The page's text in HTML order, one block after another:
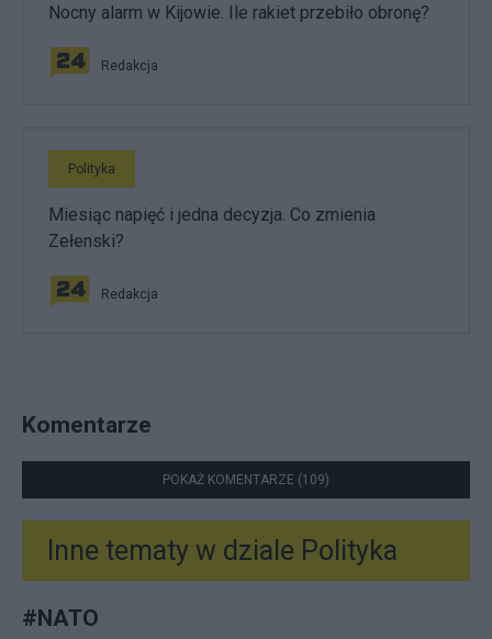
Nocny alarm w Kijowie. Ile rakiet przebiło obronę?
Redakcja
Polityka
Miesiąc napięć i jedna decyzja. Co zmienia
Zełenski?
Redakcja
Komentarze
POKAŻ KOMENTARZE (109)
Inne tematy w dziale Polityka
#NATO